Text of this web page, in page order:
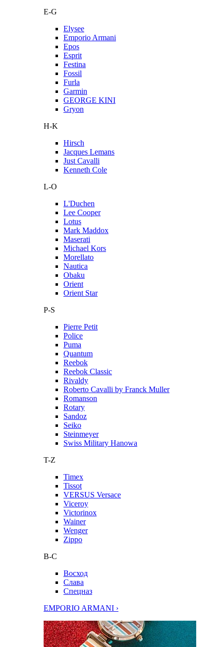
E-G
Elysee
Emporio Armani
Epos
Esprit
Festina
Fossil
Furla
Garmin
GEORGE KINI
Gryon
H-K
Hirsch
Jacques Lemans
Just Cavalli
Kenneth Cole
L-O
L'Duchen
Lee Cooper
Lotus
Mark Maddox
Maserati
Michael Kors
Morellato
Nautica
Obaku
Orient
Orient Star
P-S
Pierre Petit
Police
Puma
Quantum
Reebok
Reebok Classic
Rivaldy
Roberto Cavalli by Franck Muller
Romanson
Rotary
Sandoz
Seiko
Steinmeyer
Swiss Military Hanowa
T-Z
Timex
Tissot
VERSUS Versace
Viceroy
Victorinox
Wainer
Wenger
Zippo
В-С
Восход
Слава
Спецназ
EMPORIO ARMANI ›